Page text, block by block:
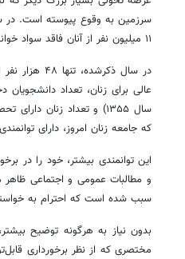
۱۱ میلیون نفر از آنان فاقد سواد خواندن و نوشتن بوده‌اند.
سال ۱۳۵۵) و تعداد زنان
که جامعه زنان امروز، دارای
این توانمندی بیشتر، خود را در
و مطالبات عمومی و اجتماعی
سبب شده است که احترام به
بدون نیاز به هرگونه توضیح
مختصری که از نظر برخورداری